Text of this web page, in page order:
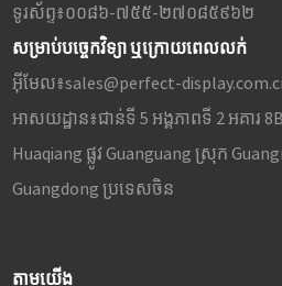
ទូរស័ព្ទ៖០០៨៦-៧៥៥-២៧០៨៥៩៦២
សម្រាប់បច្ចេកវិទ្យា ឬក្រោយពេលលក់
អ៊ីមែល៖sales@perfect-
អាសយដ្ឋាន៖ជាន់ទី 5 អង្គភាពទី 2 អគារ
Huaqiang ផ្លូវ Guanguang ស្រុក
Guangdong ប្រទេសចិន
តាមយើង